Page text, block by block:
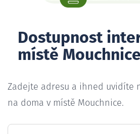
Dostupnost
místě Mouchnice
Zadejte adresu a ihned uvidíte
na doma v místě Mouchnice.